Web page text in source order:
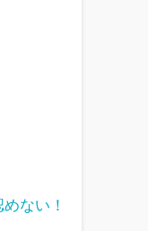
ない！